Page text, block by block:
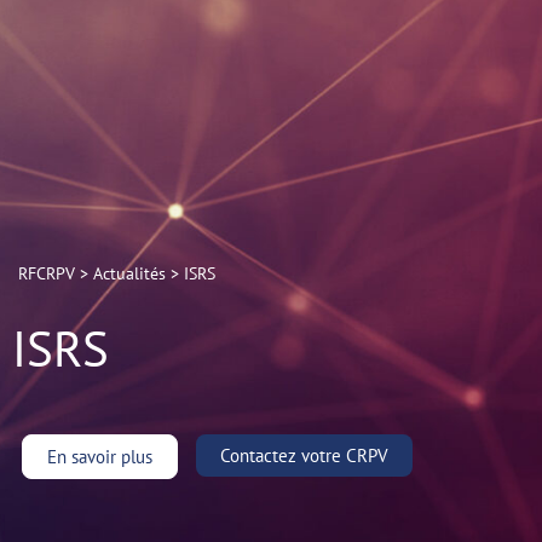
RFCRPV> Actualités> ISRS
ISRS
En savoir plus Contactez votre CRPV